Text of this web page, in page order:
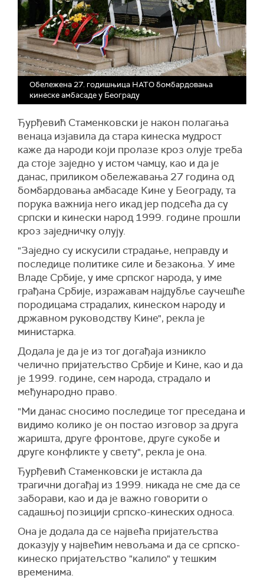
Обележена 27. годишњица НАТО бомбардовања
кинеске амбасаде у Београду
Ђурђевић Стаменковски је након полагања
венаца изјавила да стара кинеска мудрост
каже да народи који пролазе кроз олује треба
да стоје заједно у истом чамцу, као и да је
данас, приликом обележавања 27 година од
бомбардовања амбасаде Кине у Београду, та
порука важнија него икад јер подсећа да су
српски и кинески народ 1999. године прошли
кроз заједничку олују.
"Заједно су искусили страдање, неправду и
последице политике силе и безакоња. У име
Владе Србије, у име српског народа, у име
грађана Србије, изражавам најдубље саучешће
породицама страдалих, кинеском народу и
државном руководству Кине", рекла је
министарка.
Додала је да је из тог догађаја изникло
челично пријатељство Србије и Кине, као и да
је 1999. године, сем народа, страдало и
међународно право.
"Ми данас сносимо последице тог преседана и
видимо колико је он постао изговор за друга
жаришта, друге фронтове, друге сукобе и
друге конфликте у свету", рекла је она.
Ђурђевић Стаменковски је истакла да
трагични догађај из 1999. никада не сме да се
заборави, као и да је важно говорити о
садашњој позицији српско-кинеских односа.
Она је додала да се највећа пријатељства
доказују у највећим невољама и да се српско-
кинеско пријатељство "калило" у тешким
временима.